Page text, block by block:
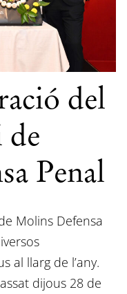
del
de
Penal
Molins Defensa
al llarg de l’any.
dijous 28 de